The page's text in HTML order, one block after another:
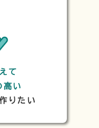
て
高い
りたい